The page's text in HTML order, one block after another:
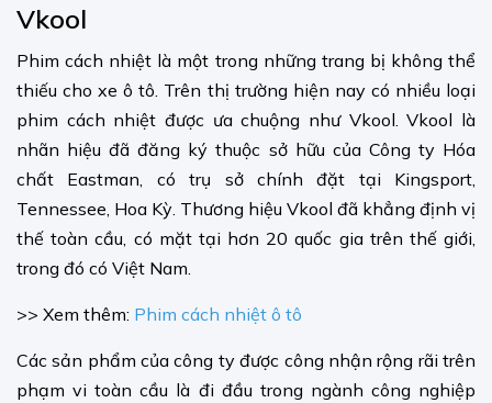
Vkool
Phim cách nhiệt là một trong những trang bị không thể
thiếu cho xe ô tô. Trên thị trường hiện nay có nhiều loại
phim cách nhiệt được ưa chuộng như Vkool. Vkool là
nhãn hiệu đã đăng ký thuộc sở hữu của Công ty Hóa
chất Eastman, có trụ sở chính đặt tại Kingsport,
Tennessee, Hoa Kỳ. Thương hiệu Vkool đã khẳng định vị
thế toàn cầu, có mặt tại hơn 20 quốc gia trên thế giới,
trong đó có Việt Nam.
>> Xem thêm: Phim cách nhiệt ô tô
Các sản phẩm của công ty được công nhận rộng rãi trên
phạm vi toàn cầu là đi đầu trong ngành công nghiệp